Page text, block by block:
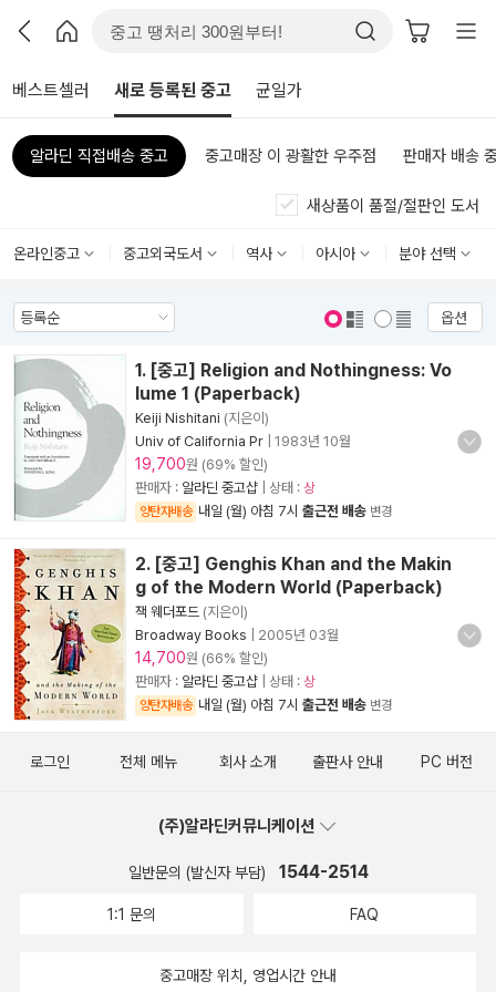
베스트셀러 새로 등록된 중고 균일가
알라딘 직접배송 중고 중고매장 이 광활한 우주점 판매자 배송
새상품이 품절/절판인 도서
온라인중고 중고외국도서 역사 아시아 분야 선택
옵션
1. [중고] Religion and Nothingness: Vo
lume 1 (Paperback)
Keiji Nishitani (지은이)
Univ of California Pr
1983년 10월
19,700원 (69% 할인)
판매자 : 알라딘 중고샵 | 상태 : 상
양탄자배송 내일 (월) 아침 7시 출근전 배송 변경
2. [중고] Genghis Khan and the Makin
g of the Modern World (Paperback)
잭 웨더포드 (지은이)
Broadway Books
2005년 03월
14,700원 (66% 할인)
판매자 : 알라딘 중고샵 | 상태 : 상
양탄자배송 내일 (월) 아침 7시 출근전 배송 변경
로그인 전체 메뉴 회사 소개 출판사 안내 PC 버전
(주)알라딘커뮤니케이션
일반문의 (발신자 부담) 1544-2514
1:1 문의 FAQ
중고매장 위치, 영업시간 안내